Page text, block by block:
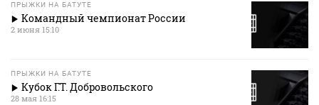
ПРЫЖКИ НА БАТУТЕ
Командный чемпионат России
2 июня 15:10
ПРЫЖКИ НА БАТУТЕ
Кубок Г.Т. Добровольского
28 мая 16:15